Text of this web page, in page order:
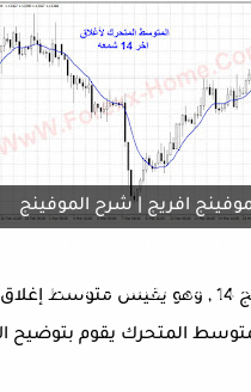
افريج | شرح الموفينج
| شرح مؤشرات التداول
المتحرك يقوم بتوضيح